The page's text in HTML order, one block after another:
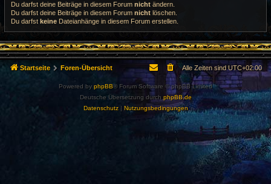
Du darfst deine Beiträge in diesem Forum nicht ändern.
Du darfst deine Beiträge in diesem Forum nicht löschen.
Du darfst keine Dateianhänge in diesem Forum erstellen.
Startseite Foren-Übersicht Alle Zeiten sindUTC+02:00
Powered by phpBB® Forum Software © phpBB Limited
Deutsche Übersetzung durch phpBB.de
Datenschutz| Nutzungsbedingungen